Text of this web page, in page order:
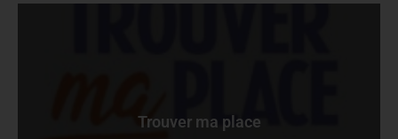
Trouver ma place